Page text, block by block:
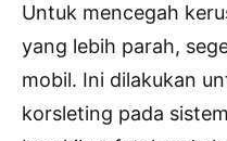
Untuk mencegah
yang lebih parah,
mobil. Ini dilakukan
korsleting pada